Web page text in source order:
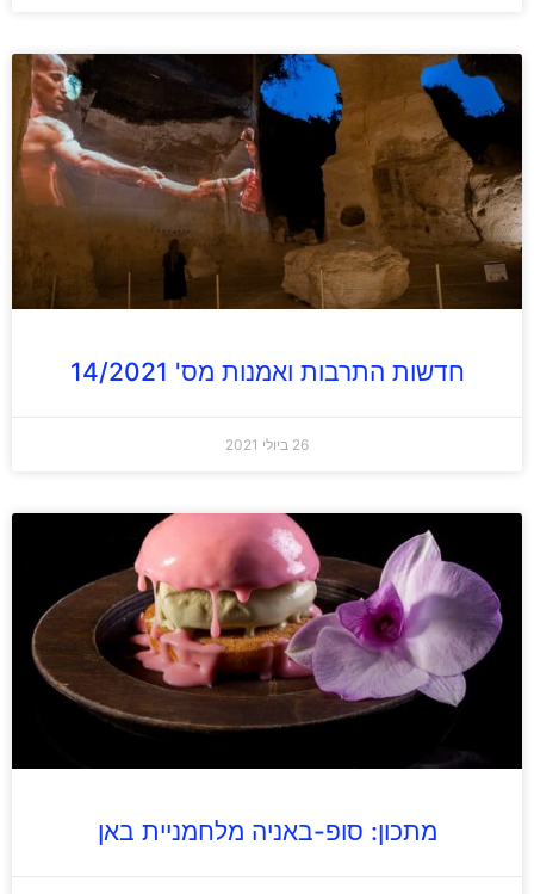
חדשות התרבות ואמנות מס' 14/2021
26 ביולי 2021
מתכון: סופ-באניה מלחמניית באן